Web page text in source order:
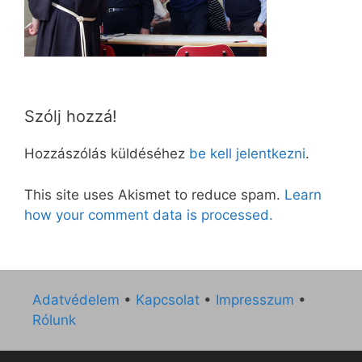
Szólj hozzá!
Hozzászólás küldéséhez be kell jelentkezni.
This site uses Akismet to reduce spam. Learn
how your comment data is processed.
Adatvédelem • Kapcsolat • Impresszum •
Rólunk